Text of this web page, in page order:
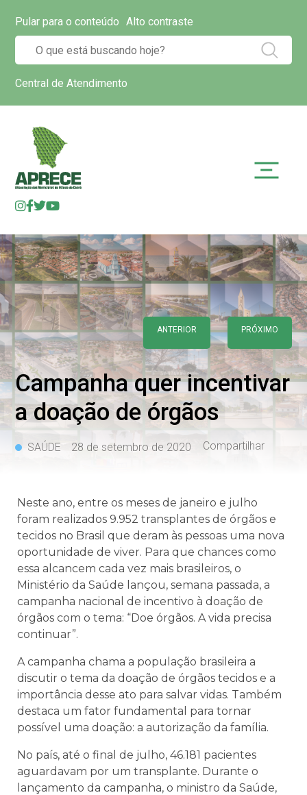
Pular para o conteúdo Alto contraste
Central de Atendimento
ANTERIOR PRÓXIMO
Campanha quer incentivar
a doação de órgãos
SAÚDE 28 de setembro de 2020 Compartilhar
Neste ano, entre os meses de janeiro e julho
foram realizados 9.952 transplantes de órgãos e
tecidos no Brasil que deram às pessoas uma nova
oportunidade de viver. Para que chances como
essa alcancem cada vez mais brasileiros, o
Ministério da Saúde lançou, semana passada, a
campanha nacional de incentivo à doação de
órgãos com o tema: “Doe órgãos. A vida precisa
continuar”.
A campanha chama a população brasileira a
discutir o tema da doação de órgãos tecidos e a
importância desse ato para salvar vidas. Também
destaca um fator fundamental para tornar
possível uma doação: a autorização da família.
No país, até o final de julho, 46.181 pacientes
aguardavam por um transplante. Durante o
lançamento da campanha, o ministro da Saúde,